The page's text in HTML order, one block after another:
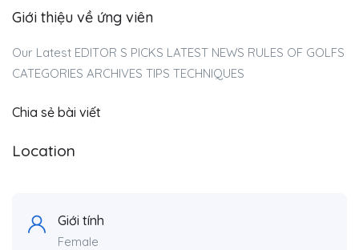
Giới thiệu về ứng viên
Our Latest EDITOR S PICKS LATEST NEWS RULES OF GOLFS
CATEGORIES ARCHIVES TIPS TECHNIQUES
Chia sẻ bài viết
Location
Giới tính
Female